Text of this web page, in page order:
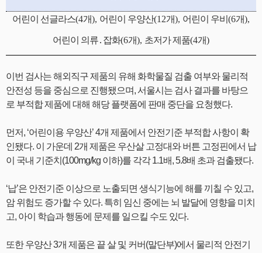
어린이 선글라스(4개), 어린이 우양산(12개), 어린이 우비 (6개),
어린이 의류․ 잡화(6개), 초저가 제품(4개)
이번 검사는 해외직구 제품의 유해 화학물질 검출 여부와 물리적
안전성 등을 중심으로 진행됐으며, 서울시는 검사 결과를 바탕으
로 부적합 제품에 대해 해당 플랫폼에 판매 중단을 요청했다.
먼저, ‘어린이용 우양산’ 4개 제품에서 안전기준 부적합 사항이 확
인됐다. 이 가운데 2개 제품은 우산살 고정대와 버튼 고정핀에서 납
이 국내 기준치(100mg/kg 이하)를 각각 1.1배, 5.8배 초과 검출됐다.
‘납’은 안전기준 이상으로 노출되면 생식기능에 해를 끼칠 수 있고,
암 위험도 증가할 수 있다. 특히 임신 중에는 뇌 발달에 영향을 미치
고, 아이 학습과 행동에 문제를 일으킬 수도 있다.
또한 우양산 3개 제품은 끝 살 및 커버(말단부)에서 물리적 안전기